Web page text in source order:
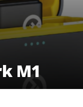
M1